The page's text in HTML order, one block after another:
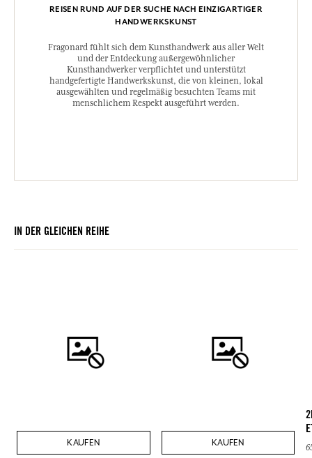
REISEN RUND AUF DER SUCHE NACH EINZIGARTIGER
HANDWERKSKUNST
Fragonard fühlt sich dem Kunsthandwerk aus aller Welt
und der Entdeckung außergewöhnlicher
Kunsthandwerker verpflichtet und unterstützt
handgefertigte Handwerkskunst, die von kleinen, lokal
ausgewählten und regelmäßig besuchten Teams mit
menschlichem Respekt ausgeführt werden.
IN DER GLEICHEN REIHE
KAUFEN KAUFEN